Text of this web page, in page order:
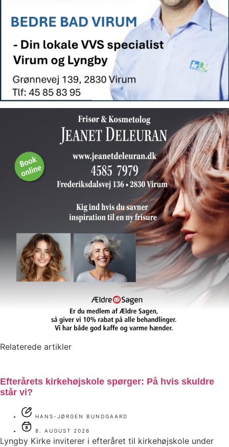
Relaterede artikler
Efterårets kirkehøjskole spørger: På hvis skuldre
står vi?
HANS-JØRGEN BUNDGAARD
8. AUGUST 2026
Lyngby Kirke inviterer i efteråret til kirkehøjskole under